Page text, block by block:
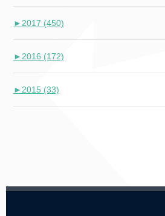
► 2017 (450)
► 2016 (172)
► 2015 (33)